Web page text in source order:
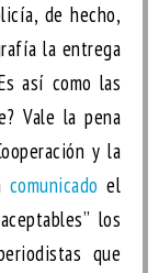
de hecho,
la entrega
así como las
Vale la pena
y la
comunicado el
los
que